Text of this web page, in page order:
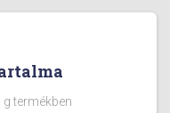
termékben